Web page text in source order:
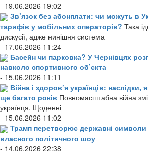
- 19.06.2026 19:02
Зв’язок без абонплати: чи можуть в
тарифів у мобільних операторів? Така
дискусії, адже нинішня система
- 17.06.2026 11:24
Басейн чи парковка? У Чернівцях
навколо спортивного об’єкта
- 15.06.2026 11:11
Війна і здоров’я українців: наслідки,
ще багато років Повномасштабна війна
українця. Щоденні
- 15.06.2026 11:02
Трамп перетворює державні
власного політичного шоу
- 14.06.2026 22:38